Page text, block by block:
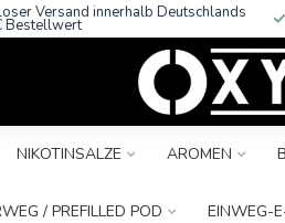
Versand innerhalb Deutschlands
Bestellwert
NIKOTINSALZE AROMEN
/ PREFILLED POD EINWEG-